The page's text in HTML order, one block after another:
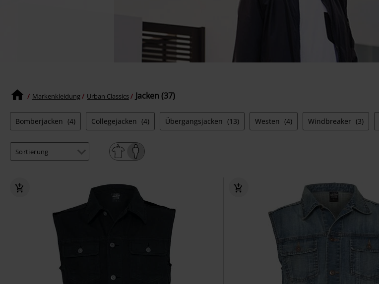
Markenkleidung Urban Classics Jacken (37)
Bomberjacken (4) Collegejacken (4) Übergangsjacken (13) Westen (4) Windbreaker (3)